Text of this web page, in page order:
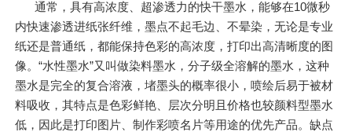
通常，具有高浓度、超渗透力的快干墨水，能够在10微秒
内快速渗透进纸张纤维，墨点不起毛边、不晕染，无论是专业
纸还是普通纸，都能保持色彩的高浓度，打印出高清晰度的图
像。“水性墨水”又叫做染料墨水，分子级全溶解的墨水，这种
墨水是完全的复合溶液，堵墨头的概率很小，喷绘后易于被材
料吸收，其特点是色彩鲜艳、层次分明且价格也较颜料型墨水
低，因此是打印图片、制作彩喷名片等用途的优先产品。缺点